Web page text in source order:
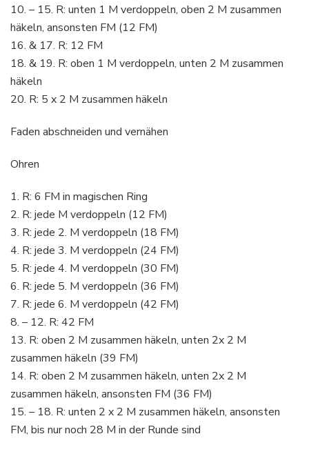
10. – 15. R: unten 1 M verdoppeln, oben 2 M zusammen
häkeln, ansonsten FM (12 FM)
16. & 17. R: 12 FM
18. & 19. R: oben 1 M verdoppeln, unten 2 M zusammen
häkeln
20. R: 5 x 2 M zusammen häkeln
Faden abschneiden und vernähen
Ohren
1. R: 6 FM in magischen Ring
2. R: jede M verdoppeln (12 FM)
3. R: jede 2. M verdoppeln (18 FM)
4. R: jede 3. M verdoppeln (24 FM)
5. R: jede 4. M verdoppeln (30 FM)
6. R: jede 5. M verdoppeln (36 FM)
7. R: jede 6. M verdoppeln (42 FM)
8. – 12. R: 42 FM
13. R: oben 2 M zusammen häkeln, unten 2x 2 M
zusammen häkeln (39 FM)
14. R: oben 2 M zusammen häkeln, unten 2x 2 M
zusammen häkeln, ansonsten FM (36 FM)
15. – 18. R: unten 2 x 2 M zusammen häkeln, ansonsten
FM, bis nur noch 28 M in der Runde sind